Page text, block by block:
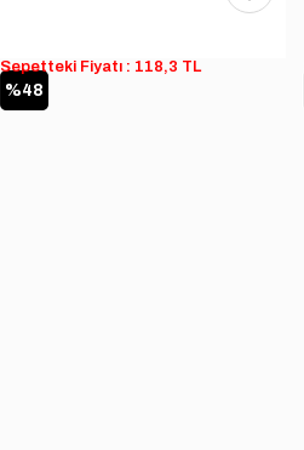
%48
Sepetteki Fiyatı : 118,3 TL